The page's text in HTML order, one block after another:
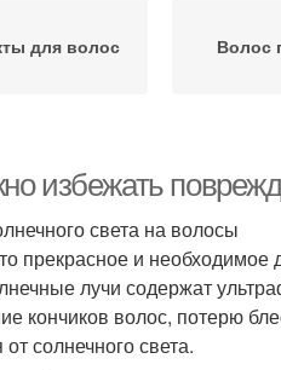
для волос Волос
избежать
света на волосы
прекрасное и
лучи содержат
кончиков волос, потерю
солнечного света.